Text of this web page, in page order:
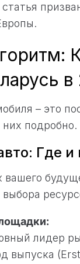
в
– это
подробно.
Где и
выбора
лидер
выпуска